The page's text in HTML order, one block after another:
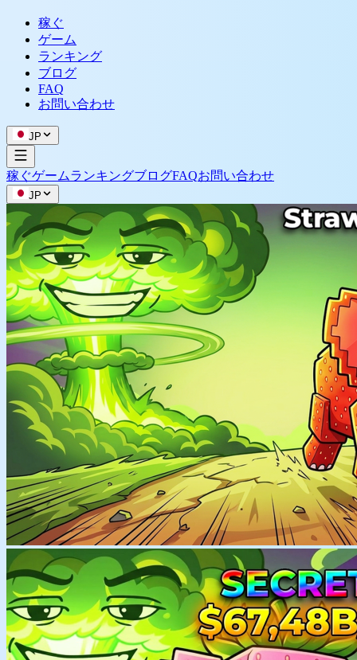
稼ぐ
ゲーム
ランキング
ブログ
FAQ
お問い合わせ
JP
稼ぐゲームランキングブログFAQお問い合わせ
JP